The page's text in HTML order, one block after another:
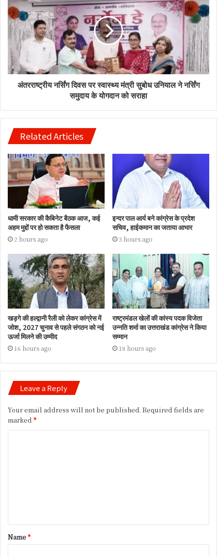
अंतरराष्ट्रीय नर्सिंग दिवस पर स्वास्थ्य मंत्री सुबोध उनियाल ने नर्सिंग
समुदाय के योगदान को सराहा
Related Articles
धामी सरकार की कैबिनेट बैठक आज, कई
अहम मुद्दों पर हो सकता है फैसला
2 hours ago
इन्दर पाल आर्य बने कांग्रेस के प्रदेश
सचिव, हाईकमान का जताया आभार
3 hours ago
खड़गे की हल्द्वानी रैली को लेकर कांग्रेस में
जोश, 2027 चुनाव से पहले संगठन को नई
ऊर्जा मिलने की उम्मीद
16 hours ago
राष्ट्रमंडल खेलों की कांस्य पदक विजेता
उन्नति शर्मा का उत्तराखंड कांग्रेस ने किया
सम्मान
18 hours ago
Leave a Reply
Your email address will not be published. Required fields are
marked *
t
*
Name*